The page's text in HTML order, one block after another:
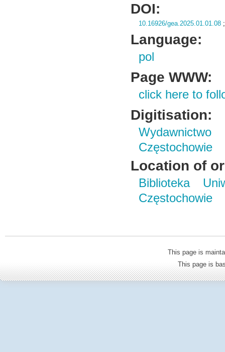
DOI:
10.16926/gea.2025.01.01.08
Language:
pol
Page WWW:
click here to
Digitisation:
Częstochowie
Location of
Biblioteka
Częstochowie
This page is
This page is